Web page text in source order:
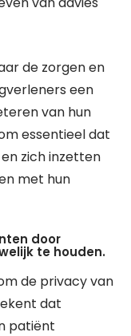
de zorgen en
een
van hun
essentieel dat
zich inzetten
met hun
door
te houden.
de privacy van
dat
patiënt